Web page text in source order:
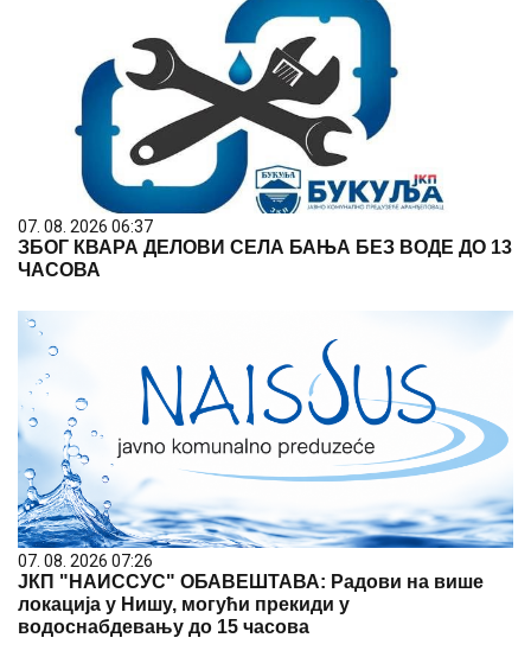
07. 08. 2026 06:37
ЗБОГ КВАРА ДЕЛОВИ СЕЛА БАЊА БЕЗ ВОДЕ ДО 13
ЧАСОВА
07. 08. 2026 07:26
ЈКП "НАИССУС" ОБАВЕШТАВА: Радови на више
локација у Нишу, могући прекиди у
водоснабдевању до 15 часова